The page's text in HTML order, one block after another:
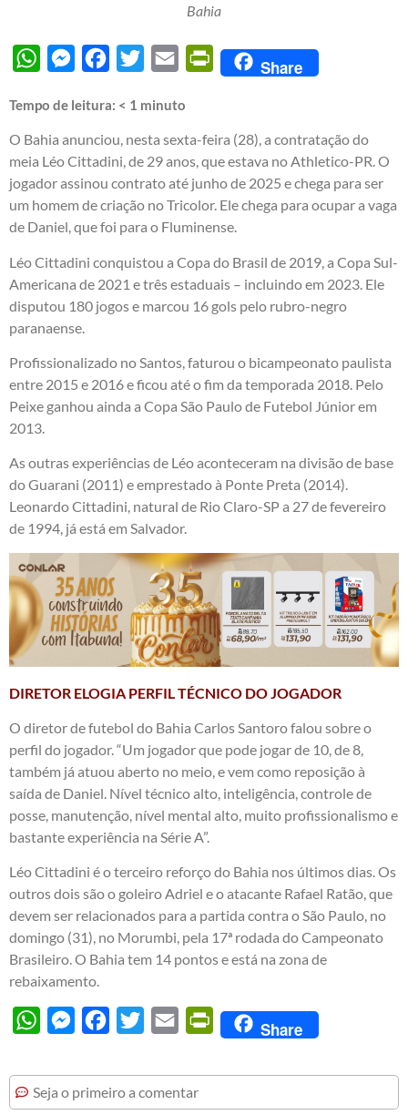
Bahia
WhatsAppMessengerFacebook
Twitter Email PrintFriendly
Share
Tempo de leitura: < 1 minuto
O Bahia anunciou, nesta sexta-feira (28), a contratação do
meia Léo Cittadini, de 29 anos, que estava no Athletico-PR. O
jogador assinou contrato até junho de 2025 e chega para ser
um homem de criação no Tricolor. Ele chega para ocupar a vaga
de Daniel, que foi para o Fluminense.
Léo Cittadini conquistou a Copa do Brasil de 2019, a Copa Sul-
Americana de 2021 e três estaduais – incluindo em 2023. Ele
disputou 180 jogos e marcou 16 gols pelo rubro-negro
paranaense.
Profissionalizado no Santos, faturou o bicampeonato paulista
entre 2015 e 2016 e ficou até o fim da temporada 2018. Pelo
Peixe ganhou ainda a Copa São Paulo de Futebol Júnior em
2013.
As outras experiências de Léo aconteceram na divisão de base
do Guarani (2011) e emprestado à Ponte Preta (2014).
Leonardo Cittadini, natural de Rio Claro-SP a 27 de fevereiro
de 1994, já está em Salvador.
DIRETOR ELOGIA PERFIL TÉCNICO DO JOGADOR
O diretor de futebol do Bahia Carlos Santoro falou sobre o
perfil do jogador. “Um jogador que pode jogar de 10, de 8,
também já atuou aberto no meio, e vem como reposição à
saída de Daniel. Nível técnico alto, inteligência, controle de
posse, manutenção, nível mental alto, muito profissionalismo e
bastante experiência na Série A”.
Léo Cittadini é o terceiro reforço do Bahia nos últimos dias. Os
outros dois são o goleiro Adriel e o atacante Rafael Ratão, que
devem ser relacionados para a partida contra o São Paulo, no
domingo (31), no Morumbi, pela 17ª rodada do Campeonato
Brasileiro. O Bahia tem 14 pontos e está na zona de
rebaixamento.
WhatsAppMessengerFacebook
Twitter Email PrintFriendly
Share
Seja o primeiro a comentar